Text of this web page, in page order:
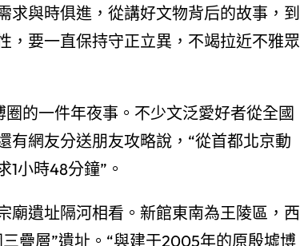
求與時俱進，從講好文物背后的故事，到
，要一直保持守正立異，不竭拉近不雅眾
的一件年夜事。不少文泛愛好者從全國
有網友分送朋友攻略說，“從首都北京動
小時48分鐘”。
廟遺址隔河相看。新館東南為王陵區，西
疊層”遺址。“與建于2005年的原殷墟博